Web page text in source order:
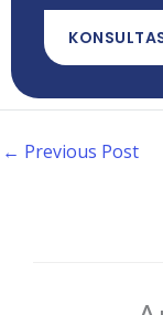
← Previous Post